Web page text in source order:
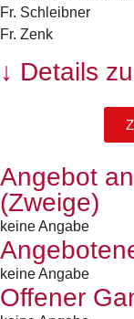
Fr. Schleibner
Fr. Zenk
↓ Details
Angebot
(Zweige)
keine Angabe
keine Angabe
Offener